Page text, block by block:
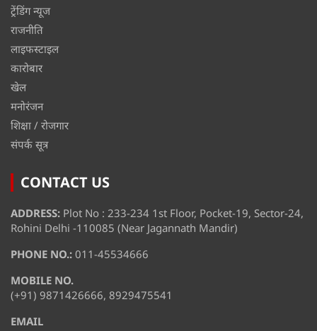
ट्रेंडिंग न्यूज
राजनीति
लाइफस्टाइल
कारोबार
खेल
मनोरंजन
शिक्षा / रोजगार
संपर्क सूत्र
CONTACT US
ADDRESS: Plot No : 233-234 1st Floor, Pocket-19, Sector-24,
Rohini Delhi -110085 (Near Jagannath Mandir)
PHONE NO.: 011-45534666
MOBILE NO.
(+91) 9871426666, 8929475541
EMAIL